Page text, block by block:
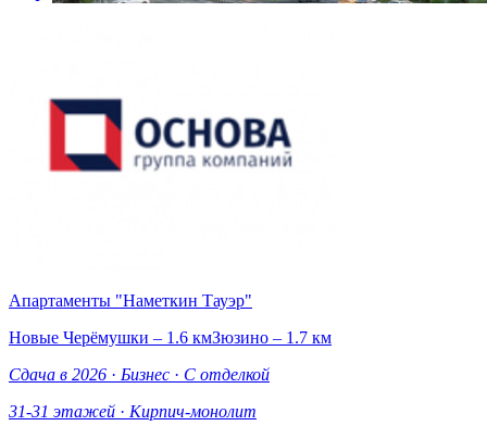
Апартаменты "Наметкин Тауэр"
Новые Черёмушки – 1.6 кмЗюзино – 1.7 км
Сдача в 2026 · Бизнес · С отделкой
31-31 этажей · Кирпич-монолит